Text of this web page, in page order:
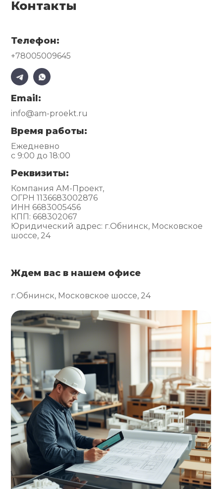
Контакты
Телефон:
+78005009645
Email:
info@am-proekt.ru
Время работы:
Ежедневно
с 9:00 до 18:00
Реквизиты:
Компания АМ-Проект,
ОГРН 1136683002876
ИНН 6683005456
КПП: 668302067
Юридический адрес: г.Обнинск, Московское
шоссе, 24
Ждем вас в нашем офисе
г.Обнинск, Московское шоссе, 24